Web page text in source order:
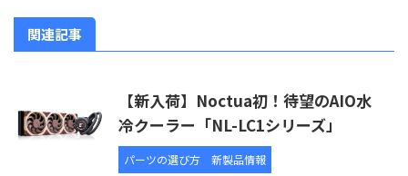
関連記事
【新入荷】Noctua初！待望のAIO水
冷クーラー「NL-LC1シリーズ」
パーツの選び方 新製品情報